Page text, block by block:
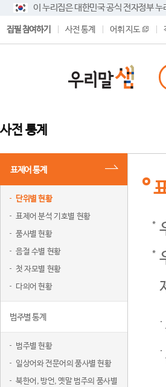
이 누리집은 대한민국 공식 전자정부 누
집필 참여하기 사전 통계 어휘 지도
사전 통계
표제어 통계
단위별 현황
표제어 분석 기호별 현황
품사별 현황
음절 수별 현황
첫 자모별 현황
다의어 현황
범주별 통계
범주별 현황
일상어와 전문어의 품사별 현황
북한어, 방언, 옛말 범주의 품사별